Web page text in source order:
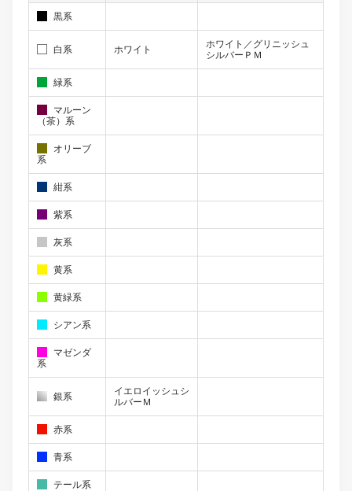
黒系
白系 ホワイト
ホワイト／グリニッシュ
シルバーＰＭ
緑系
マルーン
（茶）系
オリーブ
系
紺系
紫系
灰系
黄系
黄緑系
シアン系
マゼンダ
系
銀系
イエロイッシュシ
ルバーＭ
赤系
青系
テール系